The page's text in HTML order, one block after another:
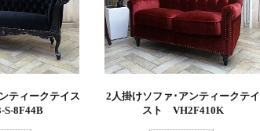
ティークテイス
8F44B
2人掛けソファ･アンティークテイ
スト VH2F410K